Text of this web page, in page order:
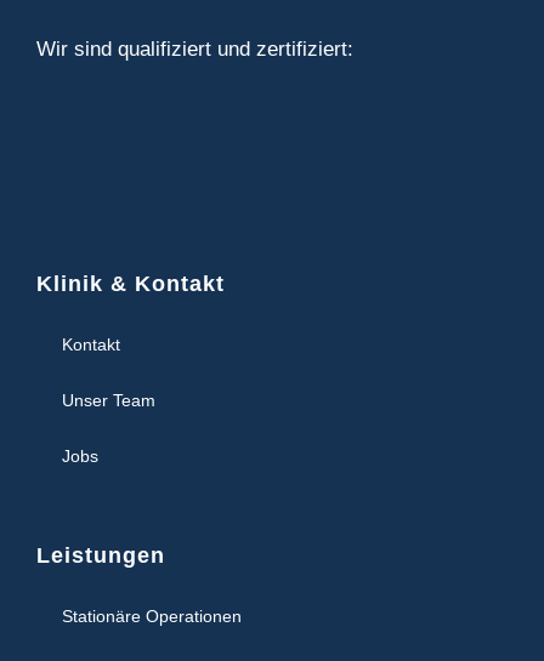
Wir sind qualifiziert und zertifiziert:
Klinik & Kontakt
Kontakt
Unser Team
Jobs
Leistungen
Stationäre Operationen